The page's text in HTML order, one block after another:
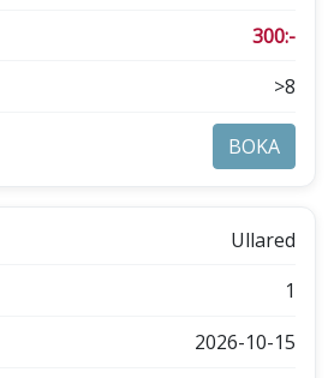
300:-
>8
BOKA
Ullared
1
2026-10-15